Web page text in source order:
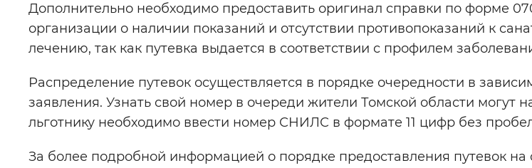
Дополнительно необходимо предоставить оригинал справки по форме
организации о наличии показаний и отсутствии противопоказаний к
лечению, так как путевка выдается в соответствии с профилем
Распределение путевок осуществляется в порядке очередности в
заявления. Узнать свой номер в очереди жители Томской области могут
льготнику необходимо ввести номер СНИЛС в формате 11 цифр без
За более подробной информацией о порядке предоставления путевок на